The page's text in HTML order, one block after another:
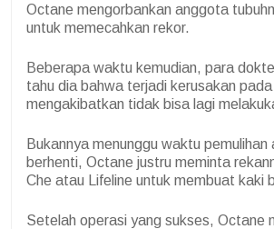
Octane mengorbankan anggota
untuk memecahkan rekor.
Beberapa waktu kemudian, para
tahu dia bahwa terjadi kerusakan
mengakibatkan tidak bisa lagi
Bukannya menunggu waktu pemulihan
berhenti, Octane justru meminta
Che atau Lifeline untuk membuat kaki
Setelah operasi yang sukses, Octane